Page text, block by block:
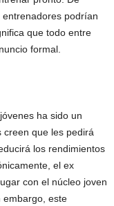
podrían
que todo entre
formal.
ha sido un
creen que les pedirá
los rendimientos
el ex
con el núcleo joven
embargo, este